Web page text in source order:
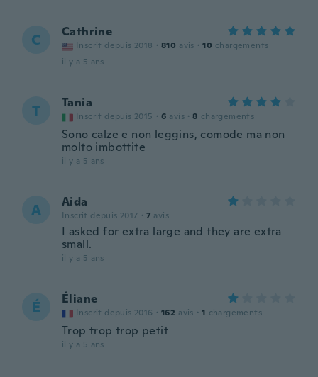
C Cathrine
Inscrit depuis 2018 · 810 avis · 10 chargements
il y a 5 ans
T Tania
Inscrit depuis 2015 · 6 avis · 8 chargements
Sono calze e non leggins, comode ma non
molto imbottite
il y a 5 ans
A Aida
Inscrit depuis 2017 · 7 avis
I asked for extra large and they are extra
small.
il y a 5 ans
É Éliane
Inscrit depuis 2016 · 162 avis · 1 chargements
Trop trop trop petit
il y a 5 ans